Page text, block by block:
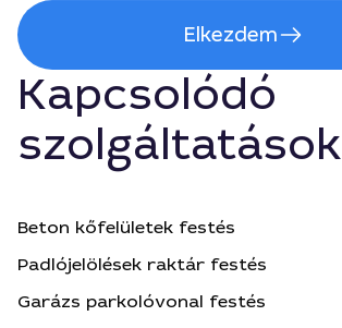
Elkezdem
Kapcsolódó
szolgáltatások
Beton kőfelületek festés
Padlójelölések raktár festés
Garázs parkolóvonal festés